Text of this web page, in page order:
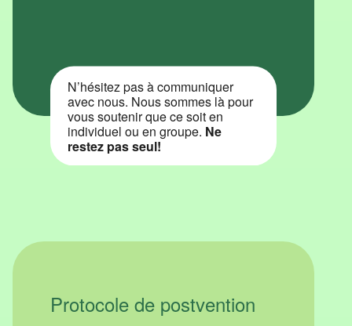
N’hésitez pas à communiquer
avec nous. Nous sommes là pour
vous soutenir que ce soit en
individuel ou en groupe. Ne
restez pas seul!
Protocole de postvention